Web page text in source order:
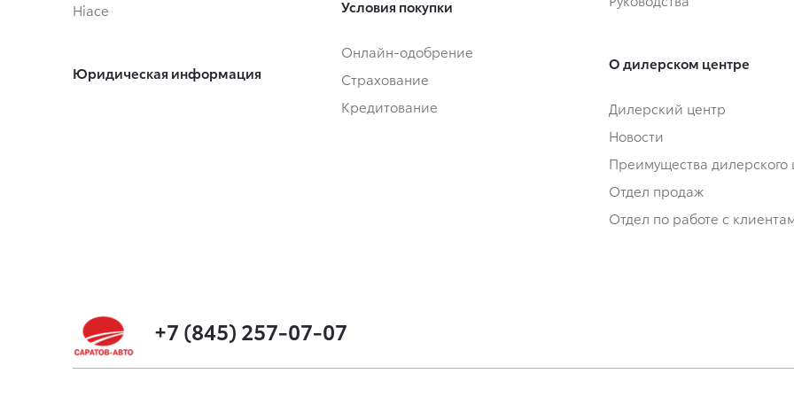
Hiace
Юридическая информация
Условия покупки
Онлайн-одобрение
Страхование
Кредитование
О дилерском центре
Дилерский центр
Новости
Преимущества дилерского
Отдел продаж
Отдел по работе с
+7 (845) 257-07-07